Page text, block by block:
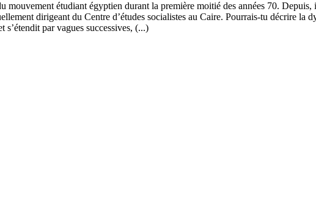
étudiant égyptien durant la première moitié des années 70.
dirigeant du Centre d’études socialistes au Caire. Pourrais-tu décrire la
par vagues successives, (...)